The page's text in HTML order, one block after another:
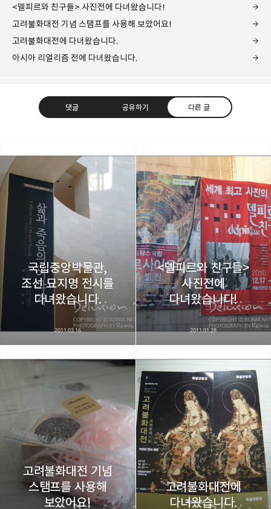
<델피르와 친구들> 사진전에 다녀왔습니다!
고려불화대전 기념 스탬프를 사용해 보았어요!
고려불화대전에 다녀왔습니다.
아시아 리얼리즘 전에 다녀왔습니다.
댓글 공유하기 다른 글
레이니아
다방면의 깊은 관심과 얕은 이해도를 갖춘 보편적
비주류이자 진화하는 영원한 주변인.
구독하기
구독하기 라인 트위터
카카오스토리 밴드 네이버 블로그
국립중앙박물관,
조선 묘지명 전시를
다녀왔습니다.
2011.03.16
<델피르와 친구들>
사진전에
다녀왔습니다!
2011.01.28
고려불화대전 기념
스탬프를 사용해
보았어요!
고려불화대전에
다녀왔습니다.